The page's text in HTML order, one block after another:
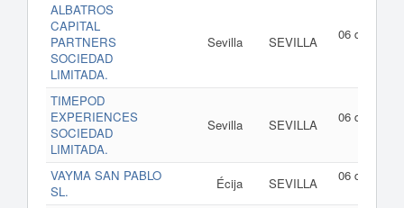
ALBATROS
CAPITAL
PARTNERS
SOCIEDAD
LIMITADA.
Sevilla SEVILLA
06 de
TIMEPOD
EXPERIENCES
SOCIEDAD
LIMITADA.
Sevilla SEVILLA
06 de
VAYMA SAN PABLO
SL.
Écija SEVILLA
06 de